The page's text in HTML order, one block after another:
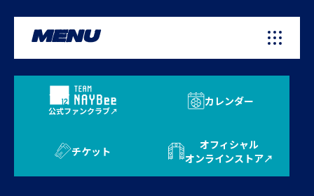
MENU
公式ファンクラブ
カレンダー
チケット
オフィシャル
オンラインストア